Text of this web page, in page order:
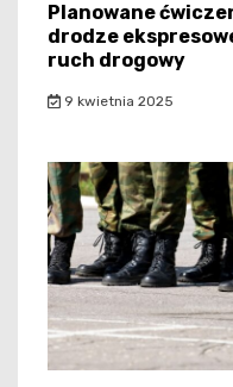
Planowane
drodze
ruch drogowy
9 kwietnia 2025